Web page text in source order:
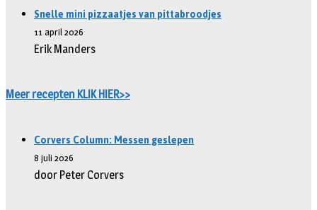
Snelle mini pizzaatjes van pittabroodjes
11 april 2026
Erik Manders
Meer recepten KLIK HIER>>
Corvers Column: Messen geslepen
8 juli 2026
door Peter Corvers